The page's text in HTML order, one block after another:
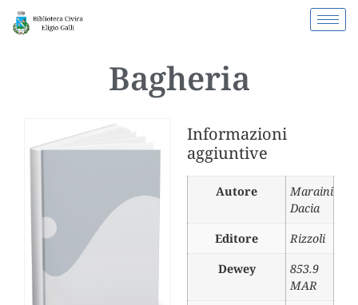
Bagheria
Informazioni
aggiuntive
Autore
Maraini
Dacia
Editore
Rizzoli
Dewey
853.9
MAR